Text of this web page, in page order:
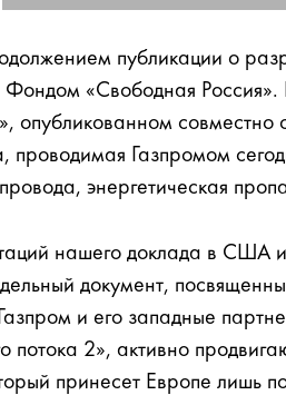
публикации о
Фондом «Свободная
опубликованном совместно
Газпромом
энергетическая
нашего доклада в США
документ,
и его западные
потока 2», активно
принесет Европе лишь